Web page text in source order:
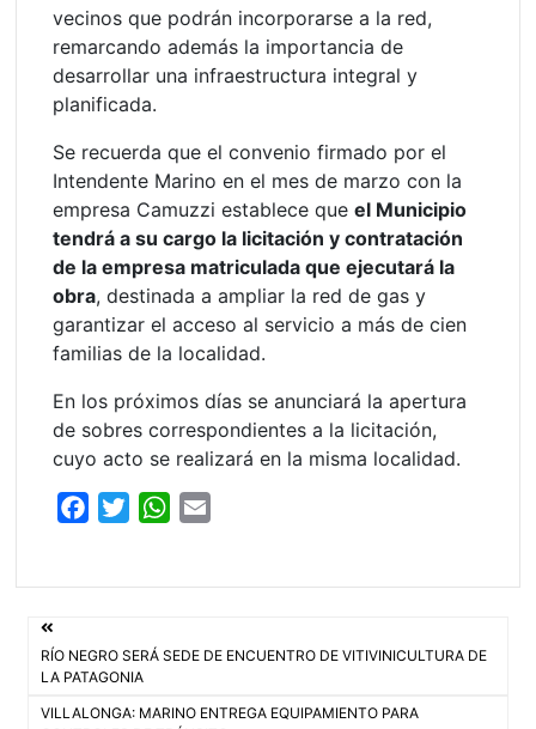
vecinos que podrán incorporarse a la red,
remarcando además la importancia de
desarrollar una infraestructura integral y
planificada.
Se recuerda que el convenio firmado por el
Intendente Marino en el mes de marzo con la
empresa Camuzzi establece queel Municipio
tendrá a su cargo la licitación y contratación
de la empresa matriculada que ejecutará la
obra, destinada a ampliar la red de gas y
garantizar el acceso al servicio a más de cien
familias de la localidad.
En los próximos días se anunciará la apertura
de sobres correspondientes a la licitación,
cuyo acto se realizará en la misma localidad.
o
e
W
A
Navegación
de
RÍO NEGRO SERÁ SEDE DE ENCUENTRO DE VITIVINICULTURA DE
LA PATAGONIA
VILLALONGA: MARINO ENTREGA EQUIPAMIENTO PARA